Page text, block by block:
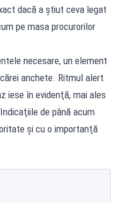
dacă a știut ceva legat
pe masa procurorilor
necesare, un element
anchete. Ritmul alert
iese în evidenţă, mai ales
de până acum
şi cu o importanţă